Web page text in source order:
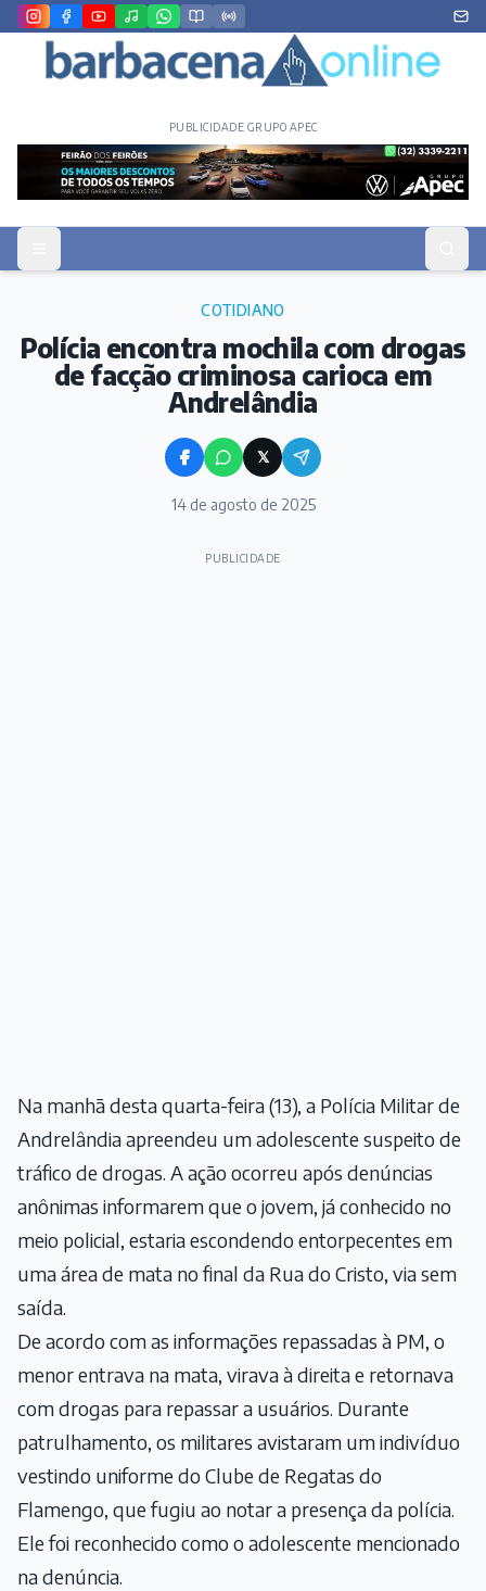
PUBLICIDADE GRUPO APEC
COTIDIANO
Polícia encontra mochila com drogas
de facção criminosa carioca em
Andrelândia
𝕏
14 de agosto de 2025
PUBLICIDADE
Na manhã desta quarta-feira (13), a Polícia Militar de
Andrelândia apreendeu um adolescente suspeito de
tráfico de drogas. A ação ocorreu após denúncias
anônimas informarem que o jovem, já conhecido no
meio policial, estaria escondendo entorpecentes em
uma área de mata no final da Rua do Cristo, via sem
saída.
De acordo com as informações repassadas à PM, o
menor entrava na mata, virava à direita e retornava
com drogas para repassar a usuários. Durante
patrulhamento, os militares avistaram um indivíduo
vestindo uniforme do Clube de Regatas do
Flamengo, que fugiu ao notar a presença da polícia.
Ele foi reconhecido como o adolescente mencionado
na denúncia.